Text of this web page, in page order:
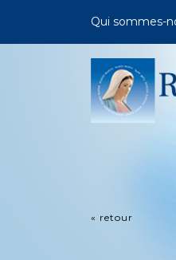
Qui sommes-
« retour